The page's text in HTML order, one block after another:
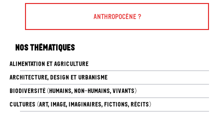
Anthropocène ?
Nos thématiques
ALIMENTATION ET AGRICULTURE
ARCHITECTURE, DESIGN ET URBANISME
BIODIVERSITÉ (HUMAINS, NON-HUMAINS, VIVANTS)
CULTURES (ART, IMAGE, IMAGINAIRES, FICTIONS, RÉCITS)